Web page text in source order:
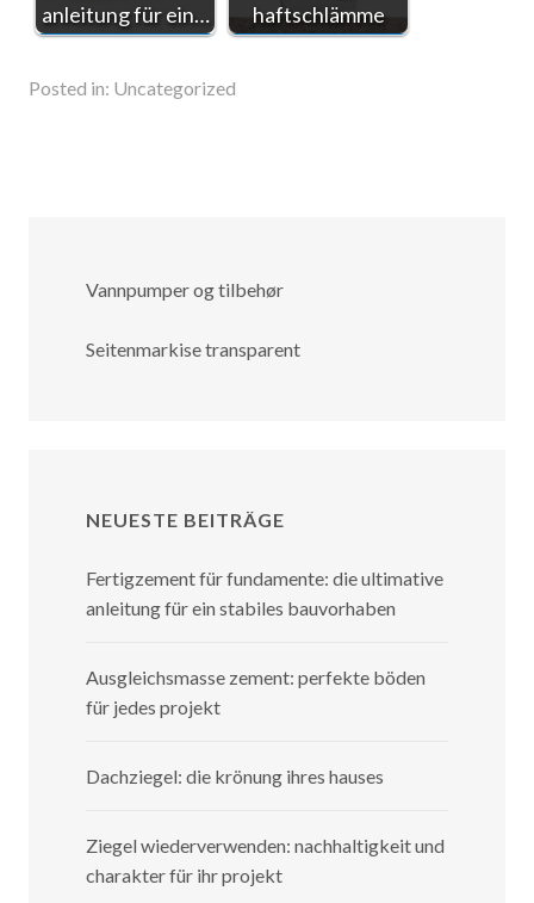
anleitung für ein…
haftschlämme
Posted in: Uncategorized
Vannpumper og tilbehør
Seitenmarkise transparent
NEUESTE BEITRÄGE
Fertigzement für fundamente: die ultimative
anleitung für ein stabiles bauvorhaben
Ausgleichsmasse zement: perfekte böden
für jedes projekt
Dachziegel: die krönung ihres hauses
Ziegel wiederverwenden: nachhaltigkeit und
charakter für ihr projekt